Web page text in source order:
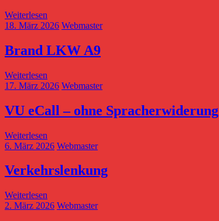
Weiterlesen
18. März 2026 Webmaster
Brand LKW A9
Weiterlesen
17. März 2026 Webmaster
VU eCall – ohne Spracherwiderung
Weiterlesen
6. März 2026 Webmaster
Verkehrslenkung
Weiterlesen
2. März 2026 Webmaster